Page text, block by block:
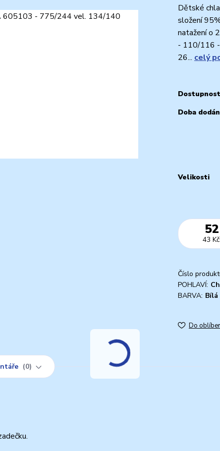
Dětské
složení
natažení o
- 110/116 -
26... celý
Dostupnost
Doba
Velikosti
43 Kč
Číslo
POHLAVÍ:
BARVA: Bílá
Do
0